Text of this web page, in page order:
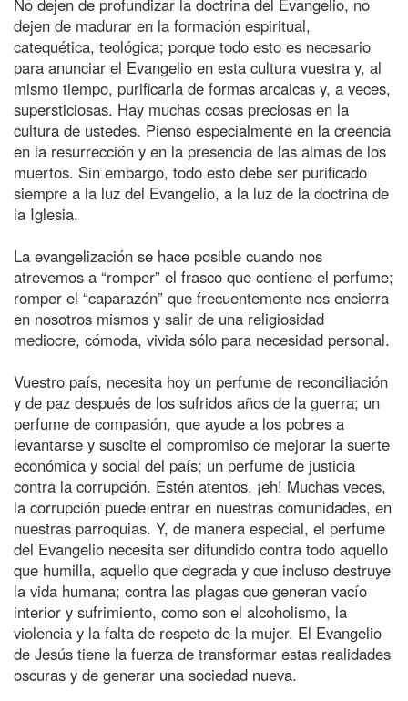
No dejen de profundizar la doctrina del Evangelio, no
dejen de madurar en la formación espiritual,
catequética, teológica; porque todo esto es necesario
para anunciar el Evangelio en esta cultura vuestra y, al
mismo tiempo, purificarla de formas arcaicas y, a veces,
supersticiosas. Hay muchas cosas preciosas en la
cultura de ustedes. Pienso especialmente en la creencia
en la resurrección y en la presencia de las almas de los
muertos. Sin embargo, todo esto debe ser purificado
siempre a la luz del Evangelio, a la luz de la doctrina de
la Iglesia.
La evangelización se hace posible cuando nos
atrevemos a “romper” el frasco que contiene el perfume;
romper el “caparazón” que frecuentemente nos encierra
en nosotros mismos y salir de una religiosidad
mediocre, cómoda, vivida sólo para necesidad personal.
Vuestro país, necesita hoy un perfume de reconciliación
y de paz después de los sufridos años de la guerra; un
perfume de compasión, que ayude a los pobres a
levantarse y suscite el compromiso de mejorar la suerte
económica y social del país; un perfume de justicia
contra la corrupción. Estén atentos, ¡eh! Muchas veces,
la corrupción puede entrar en nuestras comunidades, en
nuestras parroquias. Y, de manera especial, el perfume
del Evangelio necesita ser difundido contra todo aquello
que humilla, aquello que degrada y que incluso destruye
la vida humana; contra las plagas que generan vacío
interior y sufrimiento, como son el alcoholismo, la
violencia y la falta de respeto de la mujer. El Evangelio
de Jesús tiene la fuerza de transformar estas realidades
oscuras y de generar una sociedad nueva.